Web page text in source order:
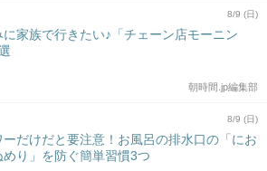
8/9 (日)
に家族で行きたい♪「チェーン店モーニン
朝時間.jp編集部
8/9 (日)
ーだけだと要注意！お風呂の排水口の「にお
めり」を防ぐ簡単習慣3つ